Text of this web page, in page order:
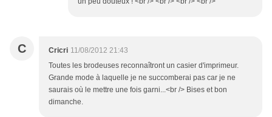
C Cricri 11/08/2012 21:43
Toutes les brodeuses reconnaîtront un casier d'imprimeur.
Grande mode à laquelle je ne succomberai pas car je ne
saurais où le mettre une fois garni...<br /> Bises et bon
dimanche.